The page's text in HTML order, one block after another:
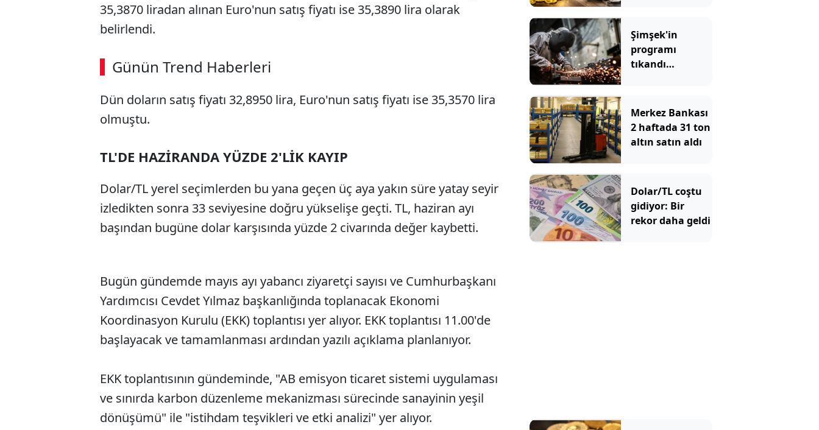
35,3870 liradan alınan Euro'nun satış fiyatı ise 35,3890 lira olarak
belirlendi.
Günün Trend Haberleri
Dün doların satış fiyatı 32,8950 lira, Euro'nun satış fiyatı ise 35,3570 lira
olmuştu.
TL'DE HAZİRANDA YÜZDE 2'LİK KAYIP
Dolar/TL yerel seçimlerden bu yana geçen üç aya yakın süre yatay seyir
izledikten sonra 33 seviyesine doğru yükselişe geçti. TL, haziran ayı
başından bugüne dolar karşısında yüzde 2 civarında değer kaybetti.
Bugün gündemde mayıs ayı yabancı ziyaretçi sayısı ve Cumhurbaşkanı
Yardımcısı Cevdet Yılmaz başkanlığında toplanacak Ekonomi
Koordinasyon Kurulu (EKK) toplantısı yer alıyor. EKK toplantısı 11.00'de
başlayacak ve tamamlanması ardından yazılı açıklama planlanıyor.
EKK toplantısının gündeminde, "AB emisyon ticaret sistemi uygulaması
ve sınırda karbon düzenleme mekanizması sürecinde sanayinin yeşil
dönüşümü" ile "istihdam teşvikleri ve etki analizi" yer alıyor.
Şimşek'in
programı
tıkandı
Merkez Bankası
2 haftada 31 ton
altın satın aldı
Dolar/TL coştu
gidiyor: Bir
rekor daha geldi